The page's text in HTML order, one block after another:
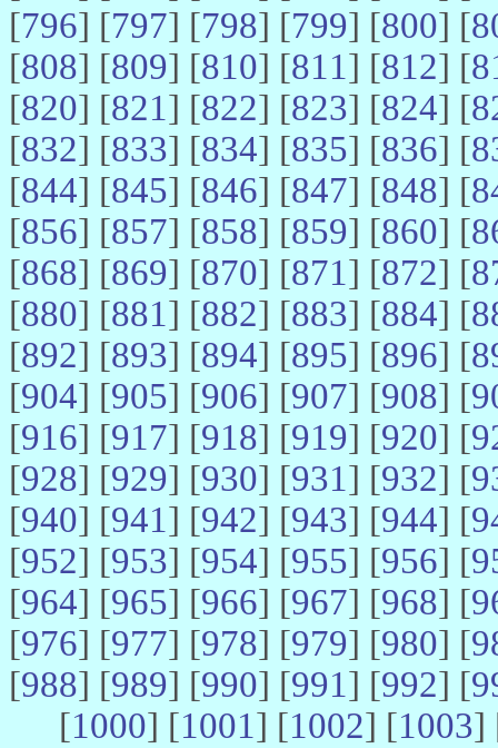
[796] [797] [798] [799] [800] [
[808] [809] [810] [811] [812] [
[820] [821] [822] [823] [824] [
[832] [833] [834] [835] [836] [
[844] [845] [846] [847] [848] [
[856] [857] [858] [859] [860] [
[868] [869] [870] [871] [872] [
[880] [881] [882] [883] [884] [
[892] [893] [894] [895] [896] [
[904] [905] [906] [907] [908] [
[916] [917] [918] [919] [920] [
[928] [929] [930] [931] [932] [
[940] [941] [942] [943] [944] [
[952] [953] [954] [955] [956] [
[964] [965] [966] [967] [968] [
[976] [977] [978] [979] [980] [
[988] [989] [990] [991] [992] [
[1000] [1001] [1002] [1003]